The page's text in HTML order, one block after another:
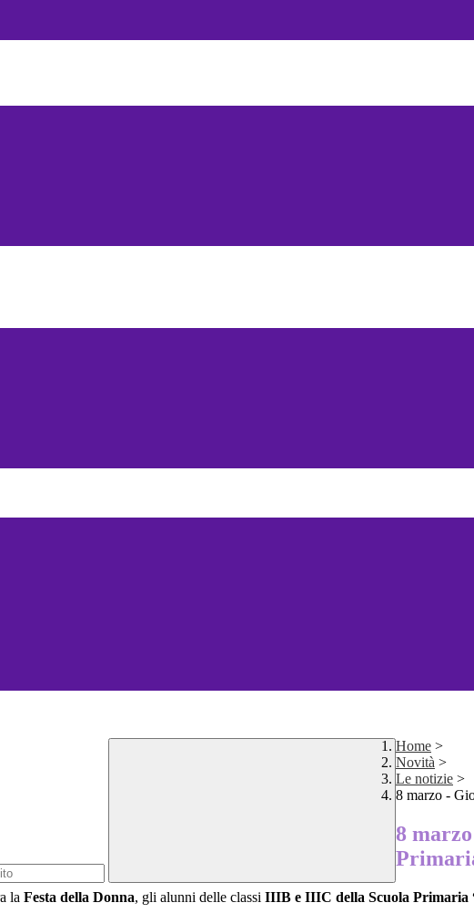
Home >
Novità >
Le notizie >
8 marzo -
8
la Festa della Donna, gli alunni delle classi IIIB e IIIC della Scuola Primaria